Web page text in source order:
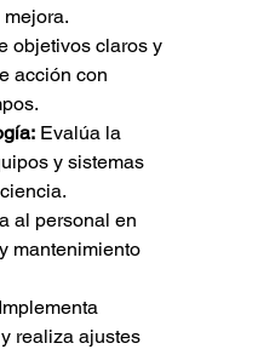
objetivos claros y
acción con
Evalúa la
y sistemas
al personal en
mantenimiento
realiza ajustes